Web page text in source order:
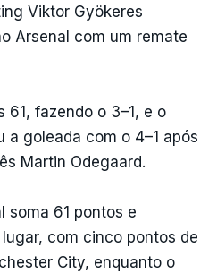
Viktor Gyökeres
Arsenal com um remate
61, fazendo o 3–1, e o
a goleada com o 4–1 após
Martin Odegaard.
soma 61 pontos e
com cinco pontos de
City, enquanto o